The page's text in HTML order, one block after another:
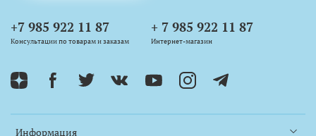
Информация
+7 985 922 11 87
Консультации по товарам и заказам
+ 7 985 922 11 87
Интернет-магазин